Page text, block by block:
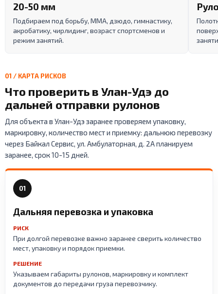
20-50 мм
Подбираем под борьбу, ММА, дзюдо, гимнастику,
акробатику, чирлидинг, возраст спортсменов и
режим занятий.
01 / КАРТА РИСКОВ
Что проверить в Улан-Удэ до
дальней отправки рулонов
Для объекта в Улан-Удэ заранее проверяем упаковку,
маркировку, количество мест и приемку: дальнюю перевозку
через Байкал Сервис, ул. Амбулаторная, д. 2А планируем
заранее, срок 10-15 дней.
01
Дальняя перевозка и упаковка
РИСК
При долгой перевозке важно заранее сверить количество
мест, упаковку и порядок приемки.
РЕШЕНИЕ
Указываем габариты рулонов, маркировку и комплект
документов до передачи груза перевозчику.